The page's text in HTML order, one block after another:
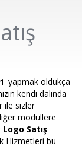
yapmak oldukça
kendi dalında
ile sizler
modüllere
Satış
Hizmetleri bu